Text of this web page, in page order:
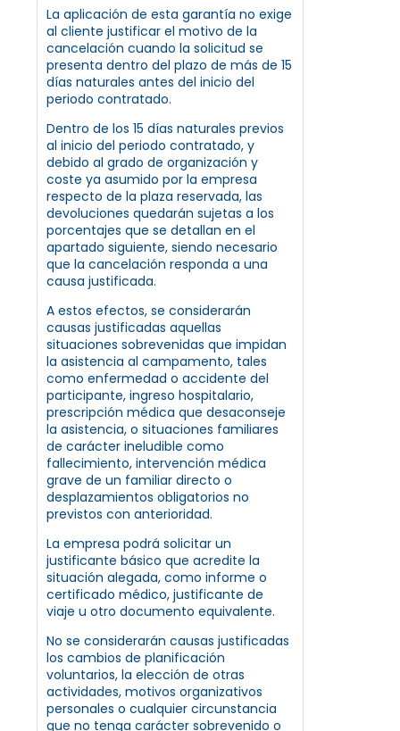
La aplicación de esta garantía no exige
al cliente justificar el motivo de la
cancelación cuando la solicitud se
presenta dentro del plazo de más de 15
días naturales antes del inicio del
periodo contratado.
Dentro de los 15 días naturales previos
al inicio del periodo contratado, y
debido al grado de organización y
coste ya asumido por la empresa
respecto de la plaza reservada, las
devoluciones quedarán sujetas a los
porcentajes que se detallan en el
apartado siguiente, siendo necesario
que la cancelación responda a una
causa justificada.
A estos efectos, se considerarán
causas justificadas aquellas
situaciones sobrevenidas que impidan
la asistencia al campamento, tales
como enfermedad o accidente del
participante, ingreso hospitalario,
prescripción médica que desaconseje
la asistencia, o situaciones familiares
de carácter ineludible como
fallecimiento, intervención médica
grave de un familiar directo o
desplazamientos obligatorios no
previstos con anterioridad.
La empresa podrá solicitar un
justificante básico que acredite la
situación alegada, como informe o
certificado médico, justificante de
viaje u otro documento equivalente.
No se considerarán causas justificadas
los cambios de planificación
voluntarios, la elección de otras
actividades, motivos organizativos
personales o cualquier circunstancia
que no tenga carácter sobrevenido o